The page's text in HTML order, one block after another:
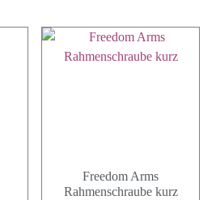
Freedom Arms
Rahmenschraube kurz